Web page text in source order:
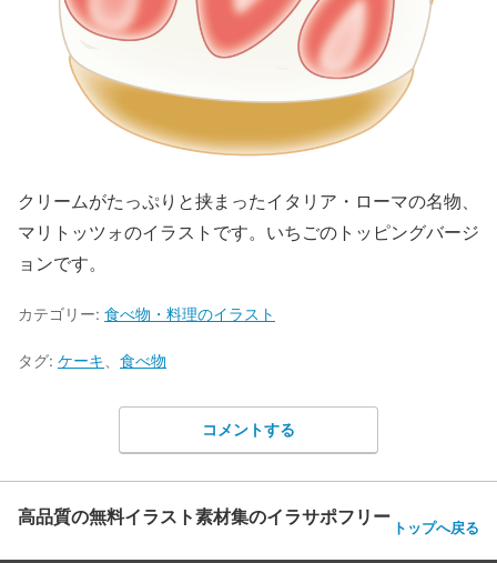
クリームがたっぷりと挟まったイタリア・ローマの名物、
マリトッツォのイラストです。いちごのトッピングバージ
ョンです。
カテゴリー: 食べ物・料理のイラスト
タグ: ケーキ 食べ物
コメントする
高品質の無料イラスト素材集のイラサポフリー トップへ戻る